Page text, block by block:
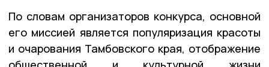
По словам организаторов конкурса, основной
его миссией является популяризация красоты
и очарования Тамбовского края, отображение